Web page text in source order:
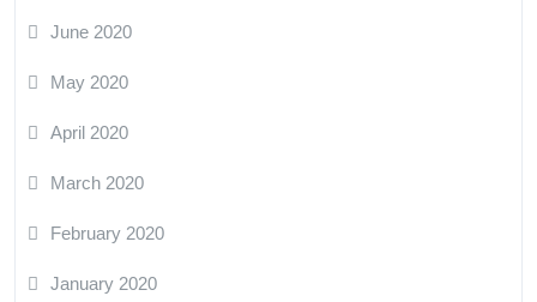
June 2020
May 2020
April 2020
March 2020
February 2020
January 2020